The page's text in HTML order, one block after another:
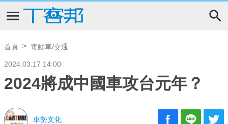
首頁 電動車/交通
2024.03.17 14:00
2024將成中國車攻台元年？
車勢文化